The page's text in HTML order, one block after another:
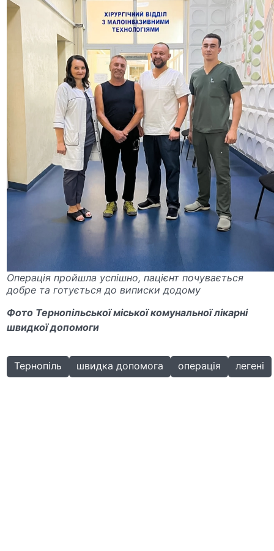
Операція пройшла успішно, пацієнт почувається
добре та готується до виписки додому
Фото Тернопільської міської комунальної лікарні
швидкої допомоги
Тернопіль швидка допомога операція легені